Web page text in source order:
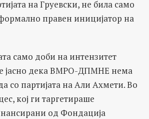
на Груевски, не била само
правен иницијатор на
само доби на интензитет
јасно дека ВМРО-ДПМНЕ нема
со партијата на Али Ахмети. Во
кој ги таргетираше
од Фондација